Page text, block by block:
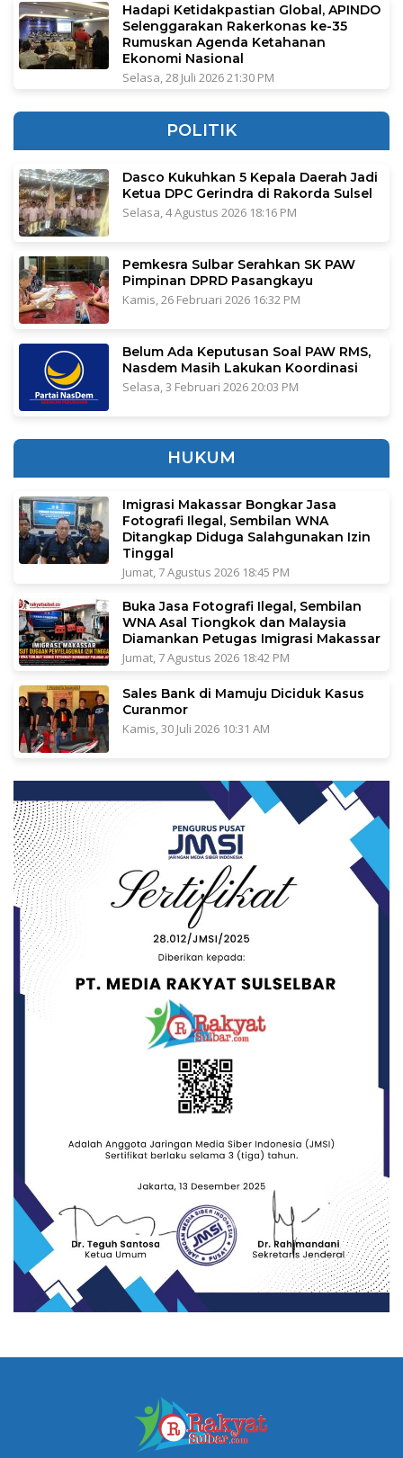
Hadapi Ketidakpastian Global, APINDO
Selenggarakan Rakerkonas ke-35
Rumuskan Agenda Ketahanan
Ekonomi Nasional
Selasa, 28 Juli 2026 21:30 PM
POLITIK
Dasco Kukuhkan 5 Kepala Daerah Jadi
Ketua DPC Gerindra di Rakorda Sulsel
Selasa, 4 Agustus 2026 18:16 PM
Pemkesra Sulbar Serahkan SK PAW
Pimpinan DPRD Pasangkayu
Kamis, 26 Februari 2026 16:32 PM
Belum Ada Keputusan Soal PAW RMS,
Nasdem Masih Lakukan Koordinasi
Selasa, 3 Februari 2026 20:03 PM
HUKUM
Imigrasi Makassar Bongkar Jasa
Fotografi Ilegal, Sembilan WNA
Ditangkap Diduga Salahgunakan Izin
Tinggal
Jumat, 7 Agustus 2026 18:45 PM
Buka Jasa Fotografi Ilegal, Sembilan
WNA Asal Tiongkok dan Malaysia
Diamankan Petugas Imigrasi Makassar
Jumat, 7 Agustus 2026 18:42 PM
Sales Bank di Mamuju Diciduk Kasus
Curanmor
Kamis, 30 Juli 2026 10:31 AM